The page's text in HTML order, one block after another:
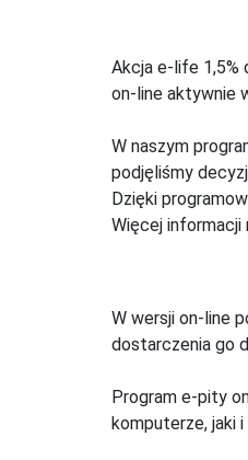
Akcja e-life 1,5%
on-line aktywnie
W naszym
podjęliśmy
Dzięki
Więcej informacji
W wersji on-line
dostarczenia go
Program e-pity
komputerze, jaki